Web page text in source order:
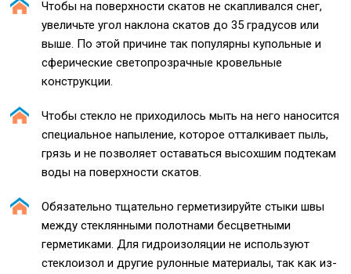
Чтобы на поверхности скатов не скапливался снег,
увеличьте угол наклона скатов до 35 градусов или
выше. По этой причине так популярны купольные и
сферические светопрозрачные кровельные
конструкции.
Чтобы стекло не приходилось мыть на него наносится
специальное напыление, которое отталкивает пыль,
грязь и не позволяет оставаться высохшим подтекам
воды на поверхности скатов.
Обязательно тщательно герметизируйте стыки швы
между стеклянными полотнами бесцветными
герметиками. Для гидроизоляции не используют
стеклоизол и другие рулонные материалы, так как из-